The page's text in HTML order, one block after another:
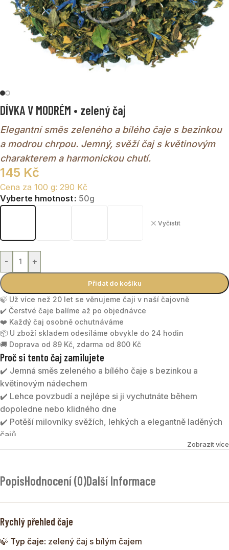
DÍVKA V MODRÉM • zelený čaj
Elegantní směs zeleného a bílého čaje s bezinkou
a modrou chrpou. Jemný, svěží čaj s květinovým
charakterem a harmonickou chutí.
145 Kč
Cena za 100 g: 290 Kč
Vyberte hmotnost 50g
Vyčistit
- +
Přidat do košíku
🍃 Už více než 20 let se věnujeme čaji v naší čajovně
✔️ Čerstvé čaje balíme až po objednávce
❤️ Každý čaj osobně ochutnáváme
📦 U zboží skladem odesíláme obvykle do 24 hodin
🚚 Doprava od 89 Kč, zdarma od 800 Kč
Proč si tento čaj zamilujete
✔️ Jemná směs zeleného a bílého čaje s bezinkou a
květinovým nádechem
✔️ Lehce povzbudí a nejlépe si ji vychutnáte během
dopoledne nebo klidného dne
✔️ Potěší milovníky svěžích, lehkých a elegantně laděných
čajů
✔️ Skvěle chutná teplá i jako jemný ledový čaj
kvalitní zelené čaje z Číny a Indie s ušlechtilým bílým čajem
svěžestí, která potěší všechny milovníky lehkých a
Zobrazit více
PopisHodnocení (0)Další Informace
Rychlý přehled čaje
🍃 Typ čaje: zelený čaj s bílým čajem